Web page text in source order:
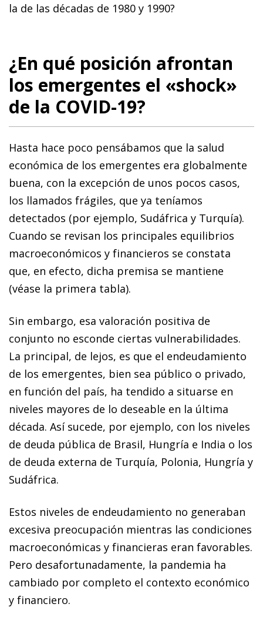
la de las décadas de 1980 y 1990?
¿En qué posición afrontan
los emergentes el «shock»
de la COVID-19?
Hasta hace poco pensábamos que la salud
económica de los emergentes era globalmente
buena, con la excepción de unos pocos casos,
los llamados frágiles, que ya teníamos
detectados (por ejemplo, Sudáfrica y Turquía).
Cuando se revisan los principales equilibrios
macroeconómicos y financieros se constata
que, en efecto, dicha premisa se mantiene
(véase la primera tabla).
Sin embargo, esa valoración positiva de
conjunto no es­­con­­de ciertas vulnerabilidades.
La principal, de lejos, es que el endeudamiento
de los emergentes, bien sea público o privado,
en función del país, ha tendido a situarse en
niveles mayores de lo deseable en la última
década. Así sucede, por ejemplo, con los niveles
de deuda pública de Brasil, Hungría e India o los
de deuda externa de Turquía, Polonia, Hungría y
Sudáfrica.
Estos niveles de endeudamiento no generaban
excesiva preocupación mientras las condiciones
macroeconómicas y financieras eran favorables.
Pero desafortunadamente, la pandemia ha
cambiado por completo el contexto económico
y financiero.